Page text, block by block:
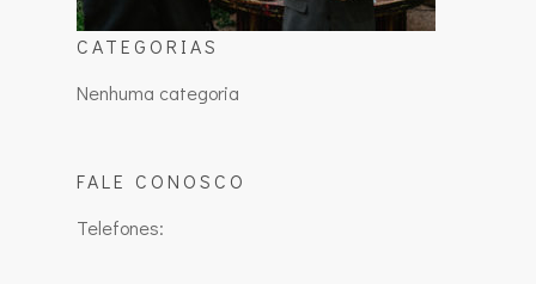
CATEGORIAS
Nenhuma categoria
FALE CONOSCO
Telefones: